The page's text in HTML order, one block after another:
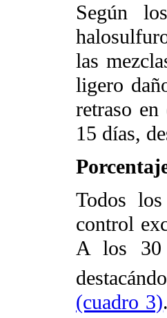
Según
las
ligero
retraso
15 días,
Todos
control
A los 30
(cuadro 3)